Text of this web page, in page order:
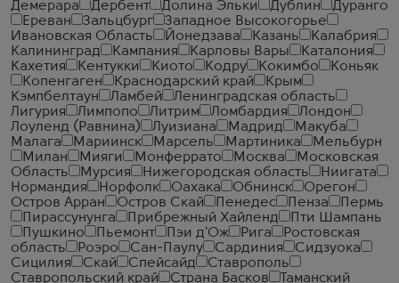
Демерара
Дербент Долина Эльки Дублин
Дуранго
Ереван
Зальцбург
Западное Высокогорье
Ивановская Область
Йонедзава Казань
Калабрия
Калининград
Кампания Карловы Вары
Каталония
Кахетия
Кентукки Киото Кодру Кокимбо
Коньяк
Копенгаген
Краснодарский край
Крым
Кэмпбелтаун
Ламбей
Ленинградская область
Лигурия
Лимпопо Литрим Ломбардия
Лондон
Лоуленд (Равнина)
Луизиана Мадрид
Макуба
Малага
Мариинск Марсель Мартиника
Мельбурн
Милан
Мияги Монферрато Москва
Московская
Область
Мурсия Нижегородская область
Ниигата
Нормандия
Норфолк Оахака Обнинск
Орегон
Остров Арран
Остров Скай Пенедес Пенза
Пермь
Пирассунунга
Прибрежный Хайленд
Пти Шампань
Пушкино
Пьемонт Пэи д'Ож Рига
Ростовская
область
Роэро Сан-Паулу Сардиния
Сидзуока
Сицилия
Скай Спейсайд
Ставрополь
Ставропольский край
Страна Басков
Таманский